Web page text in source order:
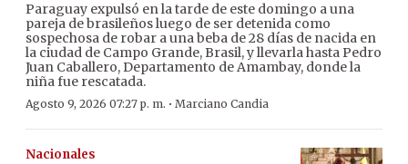
Paraguay expulsó en la tarde de este domingo a una
pareja de brasileños luego de ser detenida como
sospechosa de robar a una beba de 28 días de nacida en
la ciudad de Campo Grande, Brasil, y llevarla hasta Pedro
Juan Caballero, Departamento de Amambay, donde la
niña fue rescatada.
Agosto 9, 2026 07:27 p. m. · Marciano Candia
Nacionales